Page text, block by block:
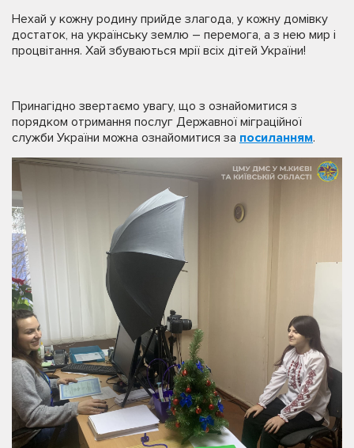
Нехай у кожну родину прийде злагода, у кожну домівку
достаток, на українську землю – перемога, а з нею мир і
процвітання. Хай збуваються мрії всіх дітей України!
Принагідно звертаємо увагу, що з ознайомитися з
порядком отримання послуг Державної міграційної
служби України можна ознайомитися за посиланням.